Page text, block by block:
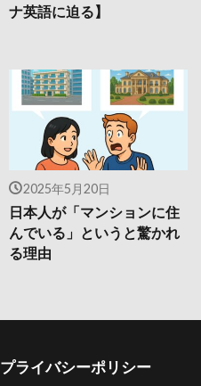
ナ英語に迫る】
2025年5月20日
日本人が「マンションに住
んでいる」というと驚かれ
る理由
プライバシーポリシー